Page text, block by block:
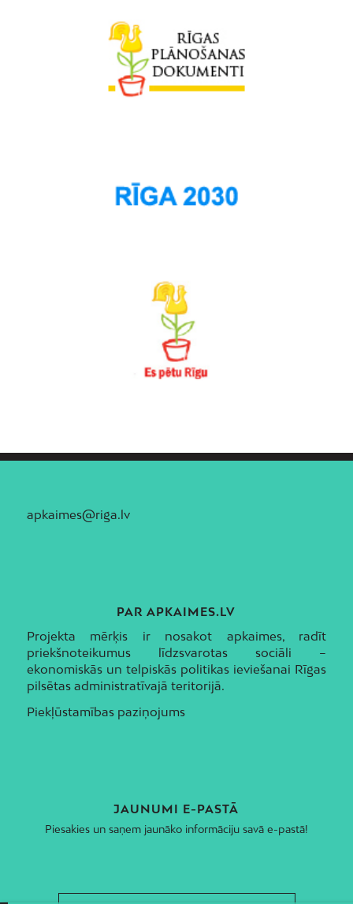
apkaimes@riga.lv
PAR APKAIMES.LV
Projekta mērķis ir nosakot apkaimes, radīt
priekšnoteikumus līdzsvarotas sociāli –
ekonomiskās un telpiskās politikas ieviešanai Rīgas
pilsētas administratīvajā teritorijā.
Piekļūstamības paziņojums
JAUNUMI E-PASTĀ
Piesakies un saņem jaunāko informāciju savā e-pastā!